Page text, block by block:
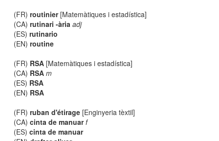
(FR)routinier[Matemàtiques i estadística]
(CA)rutinari -ària adj
(ES)rutinario
(EN)routine
(FR) RSA [Matemàtiques i estadística]
(CA) RSA m
(ES) RSA
(EN) RSA
(FR)ruban d'étirage [Enginyeria tèxtil]
(CA)cinta de manuar f
(ES)cinta de manuar